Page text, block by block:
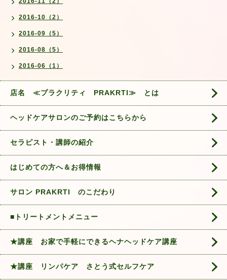
2016-10（2）
2016-09（5）
2016-08（5）
2016-06（1）
店名 ≪プラクリティ PRAKRTI≫ とは
ヘッドケアサロンのご予約はこちらから
セラピスト・講師の紹介
はじめての方へ＆お得情報
サロン PRAKRTI のこだわり
■トリートメントメニュー
★講座 お家で手軽にできるヘナヘッドケア講座
★講座 リンパケア さとう式セルフケア